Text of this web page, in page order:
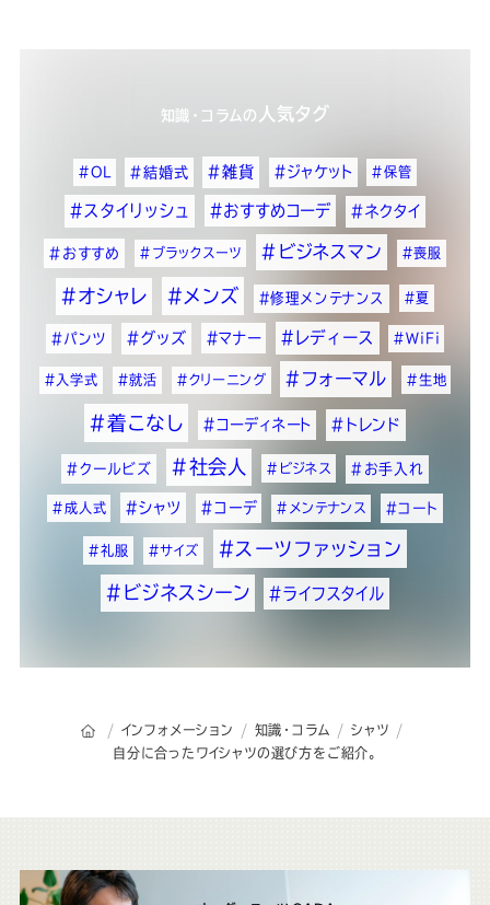
知識・コラム の 人気タグ
#OL #結婚式 #雑貨 #ジャケット #保管
#スタイリッシュ #おすすめコーデ #ネクタイ
#おすすめ #ブラックスーツ #ビジネスマン #喪服
#オシャレ #メンズ #修理メンテナンス #夏
#パンツ #グッズ #マナー #レディース #WiFi
#入学式 #就活 #クリーニング #フォーマル #生地
#着こなし #コーディネート #トレンド
#クールビズ #社会人 #ビジネス #お手入れ
#成人式 #シャツ #コーデ #メンテナンス #コート
#礼服 #サイズ #スーツファッション
#ビジネスシーン #ライフスタイル
オーダースーツSADAのトップページ
インフォメーション 知識・コラム
シャツ
自分に合ったワイシャツの選び方をご紹介。
こ